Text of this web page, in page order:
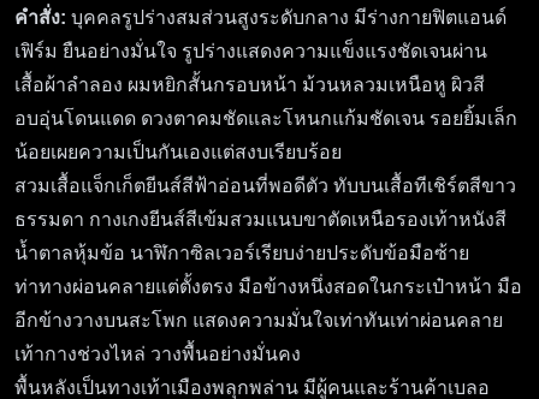
คำสั่ง: บุคคลรูปร่างสมส่วนสูงระดับกลาง มีร่างกายฟิตแอนด์
เฟิร์ม ยืนอย่างมั่นใจ รูปร่างแสดงความแข็งแรงชัดเจนผ่าน
เสื้อผ้าลำลอง ผมหยิกสั้นกรอบหน้า ม้วนหลวมเหนือหู ผิวสี
อบอุ่นโดนแดด ดวงตาคมชัดและโหนกแก้มชัดเจน รอยยิ้มเล็ก
น้อยเผยความเป็นกันเองแต่สงบเรียบร้อย
สวมเสื้อแจ็กเก็ตยีนส์สีฟ้าอ่อนที่พอดีตัว ทับบนเสื้อทีเชิร์ตสีขาว
ธรรมดา กางเกงยีนส์สีเข้มสวมแนบขาตัดเหนือรองเท้าหนังสี
น้ำตาลหุ้มข้อ นาฬิกาซิลเวอร์เรียบง่ายประดับข้อมือซ้าย
ท่าทางผ่อนคลายแต่ตั้งตรง มือข้างหนึ่งสอดในกระเป๋าหน้า มือ
อีกข้างวางบนสะโพก แสดงความมั่นใจเท่าทันเท่าผ่อนคลาย
เท้ากางช่วงไหล่ วางพื้นอย่างมั่นคง
พื้นหลังเป็นทางเท้าเมืองพลุกพล่าน มีผู้คนและร้านค้าเบลอ